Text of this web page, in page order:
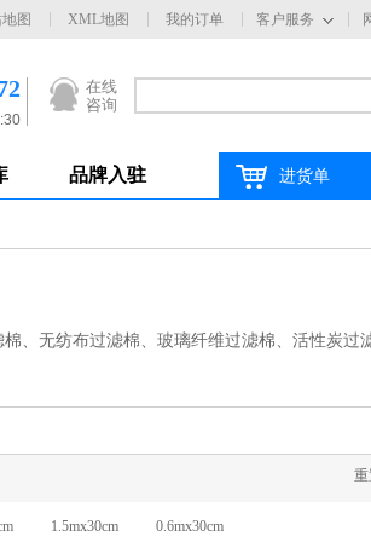
客户服务
图 XML地图 我的订单
在线
咨询
品牌入驻 进货单
、无纺布过滤棉、玻璃纤维过滤棉、活性炭过
重
1.5mx30cm 0.6mx30cm